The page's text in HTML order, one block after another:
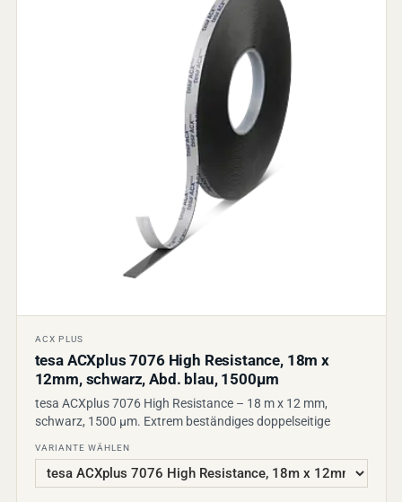
ACX PLUS
tesa ACXplus 7076 High Resistance, 18m x
12mm, schwarz, Abd. blau, 1500µm
tesa ACXplus 7076 High Resistance – 18 m x 12 mm,
schwarz, 1500 µm. Extrem beständiges doppelseitige
VARIANTE WÄHLEN